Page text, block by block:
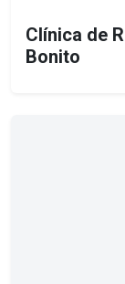
Clínica de
Bonito